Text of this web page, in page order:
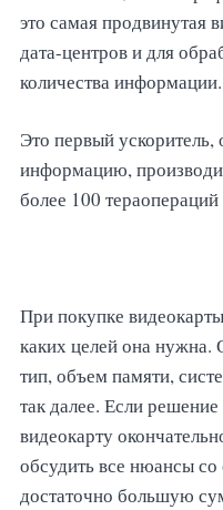
это самая продвинутая
дата-центров и для
количества информации.
Это первый
информацию,
более 100
При покупке
каких целей она нужна.
тип, объем памяти,
так далее. Если
видеокарту
обсудить все нюансы
достаточно большую